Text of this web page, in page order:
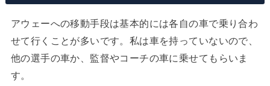
アウェーへの移動手段は基本的には各自の車で乗り合わ
せて行くことが多いです。私は車を持っていないので、
他の選手の車か、監督やコーチの車に乗せてもらいま
す。